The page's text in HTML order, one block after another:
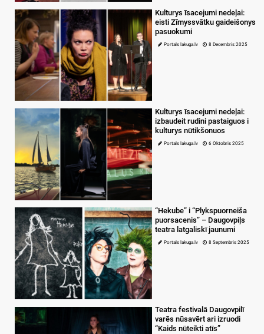
Kulturys īsacejumi nedeļai:
eisti Zīmyssvātku gaideišonys
pasuokumi
Portals lakuga.lv 8 Decembris 2025
Kulturys īsacejumi nedeļai:
izbaudeit rudini pastaiguos i
kulturys nūtikšonuos
Portals lakuga.lv 6 Oktobris 2025
“Hekube” i “Plykspuorneiša
puorsacenis” – Daugovpiļs
teatra latgaliskī jaunumi
Portals lakuga.lv 8 Septembris 2025
Teatra festivalā Daugovpilī
varēs nūsavērt ari izruodi
“Kaids nūteikti atīs”